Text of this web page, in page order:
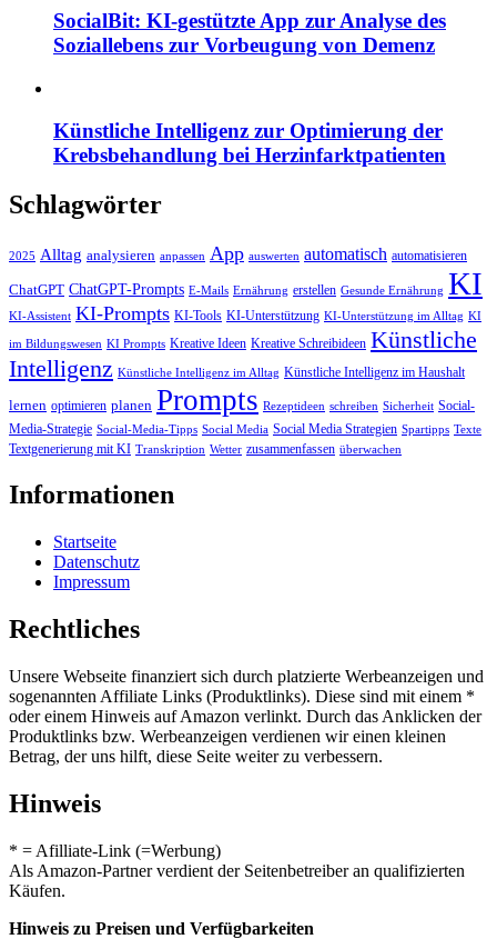
SocialBit: KI-gestützte App zur Analyse des
Soziallebens zur Vorbeugung von Demenz
Künstliche Intelligenz zur Optimierung der
Krebsbehandlung bei Herzinfarktpatienten
Schlagwörter
2025 Alltag analysieren anpassen App auswerten automatisch automatisieren
ChatGPT ChatGPT-Prompts E-Mails Ernährung erstellen Gesunde Ernährung KI
KI-Assistent KI-Prompts KI-Tools KI-Unterstützung KI-Unterstützung im Alltag KI
im Bildungswesen KI Prompts Kreative Ideen Kreative Schreibideen Künstliche
Intelligenz Künstliche Intelligenz im Alltag Künstliche Intelligenz im Haushalt
lernen optimieren planen Prompts Rezeptideen schreiben Sicherheit Social-
Media-Strategie Social-Media-Tipps Social Media Social Media Strategien Spartipps Texte
Textgenerierung mit KI Transkription Wetter zusammenfassen überwachen
Informationen
Startseite
Datenschutz
Impressum
Rechtliches
Unsere Webseite finanziert sich durch platzierte Werbeanzeigen und
sogenannten Affiliate Links (Produktlinks). Diese sind mit einem *
oder einem Hinweis auf Amazon verlinkt. Durch das Anklicken der
Produktlinks bzw. Werbeanzeigen verdienen wir einen kleinen
Betrag, der uns hilft, diese Seite weiter zu verbessern.
Hinweis
* = Afilliate-Link (=Werbung)
Als Amazon-Partner verdient der Seitenbetreiber an qualifizierten
Käufen.
Hinweis zu Preisen und Verfügbarkeiten